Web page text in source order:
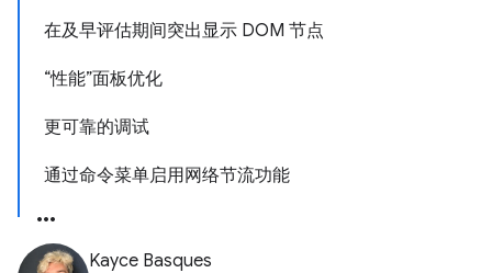
在及早评估期间突出显示 DOM 节点
“性能”面板优化
更可靠的调试
通过命令菜单启用网络节流功能
Kayce Basques